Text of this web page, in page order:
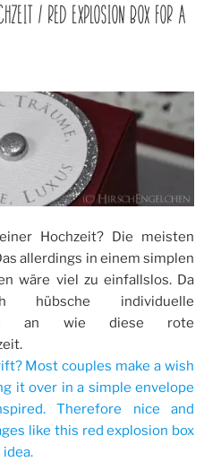
/ RED EXPLOSION BOX FOR A
Hochzeit? Die meisten
allerdings in einem simplen
wäre viel zu einfallslos. Da
individuelle
an wie diese rote
Most couples make a wish
it over in a simple envelope
Therefore nice and
like this red explosion box
idea.